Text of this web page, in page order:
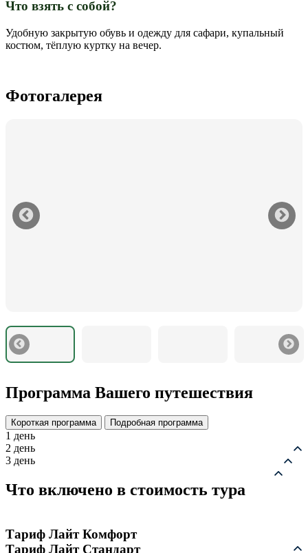
Что взять с собой?
Удобную закрытую обувь и одежду для сафари, купальный
костюм, тёплую куртку на вечер.
Фотогалерея
Программа Вашего путешествия
Короткая программа Подробная программа
1 день
2 день
3 день
Что включено в стоимость тура
Тариф Лайт Комфорт
Тариф Лайт Стандарт